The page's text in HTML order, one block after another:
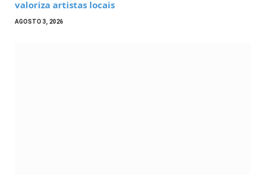
valoriza artistas locais
AGOSTO 3, 2026